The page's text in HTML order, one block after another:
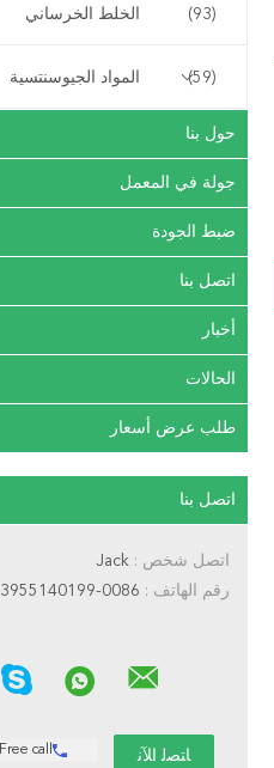
الخلط الخرساني (93)
المواد الجيوسنتسية (59)
حول بنا
جولة في المعمل
ضبط الجودة
اتصل بنا
أخبار
الحالات
طلب عرض أسعار
اتصل بنا
اتصل شخص :
رقم الهاتف :
Free call